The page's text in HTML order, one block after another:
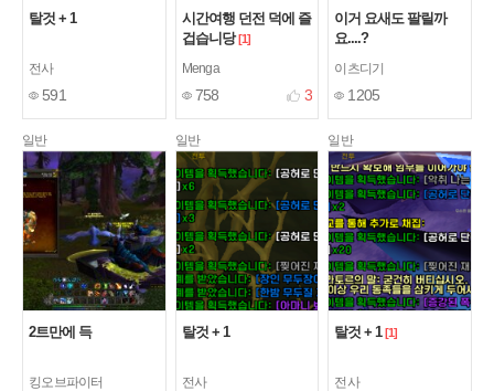
탈것 + 1
전사
591
시간여행 던전 덕에 즐
겁습니당 [1]
Menga
758 3
이거 요새도 팔릴까
요....?
이츠디기
1205
일반
2트만에 득
킹오브파이터
일반
탈것 + 1
전사
일반
탈것 + 1 [1]
전사